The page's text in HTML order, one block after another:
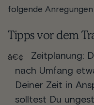
folgende
Tipps vor dem
Zeitplanung:
nach Umfang
Deiner Zeit in
solltest Du